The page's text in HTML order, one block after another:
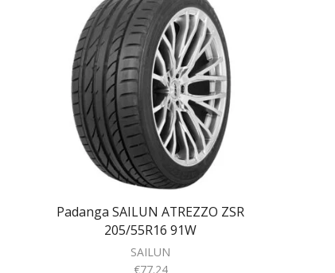
Padanga SAILUN ATREZZO ZSR
205/55R16 91W
SAILUN
€77.24